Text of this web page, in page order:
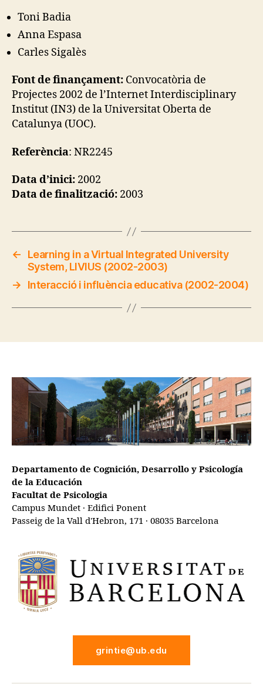
Toni Badia
Anna Espasa
Carles Sigalès
Font de finançament: Convocatòria de
Projectes 2002 de l’Internet Interdisciplinary
Institut (IN3) de la Universitat Oberta de
Catalunya (UOC).
Referència: NR2245
Data d’inici: 2002
Data de finalització: 2003
←
Learning in a Virtual Integrated University
System, LIVIUS (2002-2003)
→
Interacció i influència educativa (2002-2004)
Departamento de Cognición, Desarrollo y Psicología
de la Educación
Facultat de Psicologia
Campus Mundet · Edifici Ponent
Passeig de la Vall d'Hebron, 171 · 08035 Barcelona
grintie@ub.edu